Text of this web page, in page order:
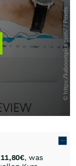
11,80€, was